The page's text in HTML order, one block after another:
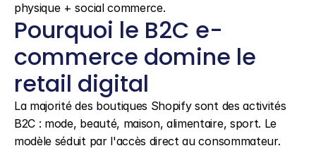
physique + social commerce.
Pourquoi le B2C e-
commerce domine le
retail digital
La majorité des boutiques Shopify sont des activités
B2C : mode, beauté, maison, alimentaire, sport. Le
modèle séduit par l'accès direct au consommateur.